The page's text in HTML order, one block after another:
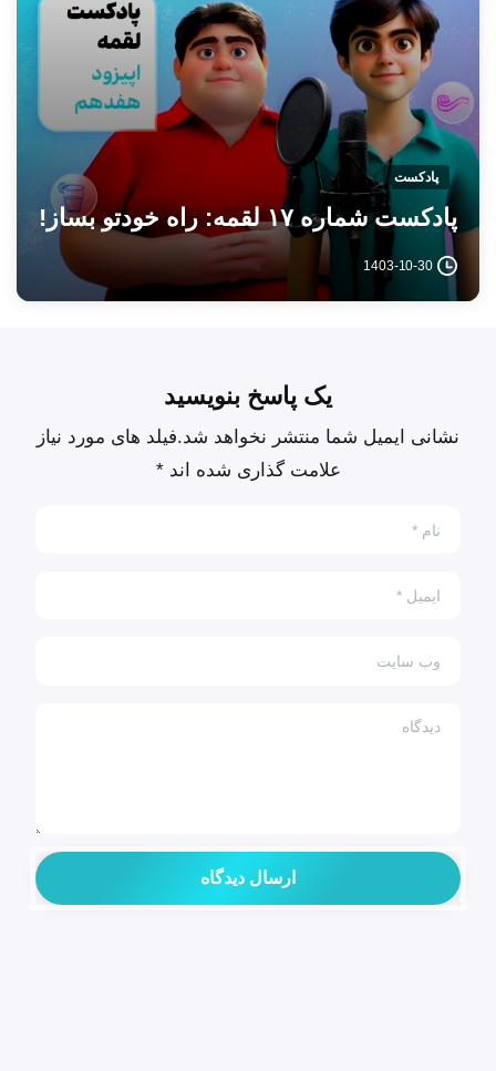
پادکست
پادکست شماره ۱۷ لقمه: راه خودتو بساز!
1403-10-30
یک پاسخ بنویسید
نشانی ایمیل شما منتشر نخواهد شد.فیلد های مورد نیاز
علامت گذاری شده اند *
*
ایمیل
وب سایت
دیدگاه